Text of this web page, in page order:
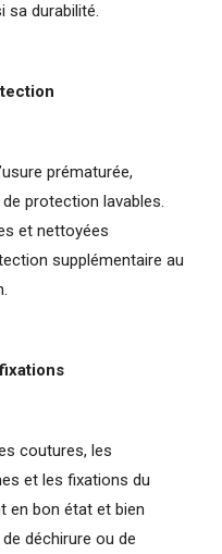
sa durabilité.
prématurée,
protection lavables.
et nettoyées
supplémentaire au
coutures, les
et les fixations du
en bon état et bien
déchirure ou de